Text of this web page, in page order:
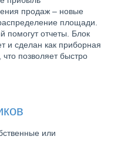
продаж – новые
площади.
помогут отчеты. Блок
и сделан как приборная
позволяет быстро
или